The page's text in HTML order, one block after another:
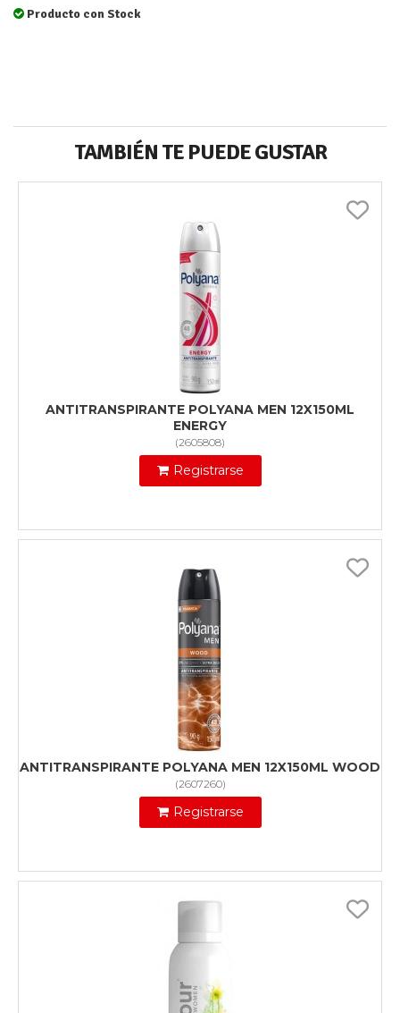
Producto con Stock
TAMBIÉN TE PUEDE GUSTAR
ANTITRANSPIRANTE POLYANA MEN 12X150ML
ENERGY
(2605808)
Registrarse
ANTITRANSPIRANTE POLYANA MEN 12X150ML WOOD
(2607260)
Registrarse